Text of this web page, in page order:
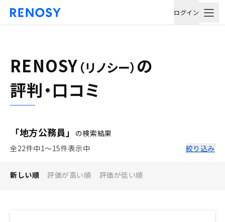
ログイン
RENOSY （リノシー） の
評判・口コミ
「地方公務員」
の検索結果
全22件中1〜15件表示中
絞り込み
新しい順 評価が高い順 評価が低い順